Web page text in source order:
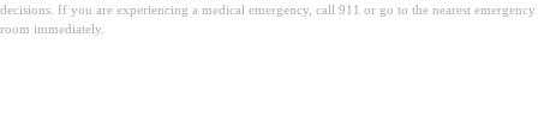
decisions. If you are experiencing a medical emergency, call 911 or go to the nearest emergency
room immediately.